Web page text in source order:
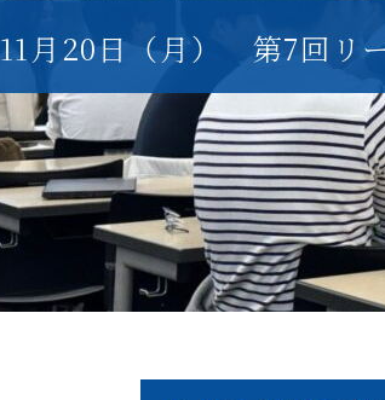
11月20日（月） 第7回リ